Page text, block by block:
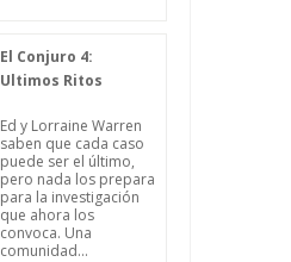
El Conjuro 4:
Ultimos Ritos
Ed y Lorraine Warren
saben que cada caso
puede ser el último,
pero nada los prepara
para la investigación
que ahora los
convoca. Una
comunidad...